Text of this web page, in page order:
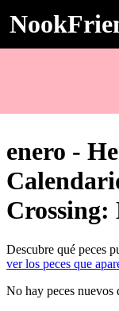
enero -
Crossing:
Descubre qué peces
ver los peces que
No hay peces nuevos